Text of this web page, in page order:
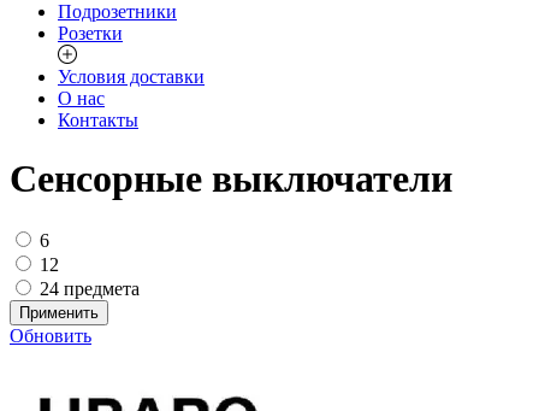
Подрозетники
Розетки
Условия доставки
О нас
Контакты
Сенсорные выключатели
6
12
24 предмета
Применить
Обновить